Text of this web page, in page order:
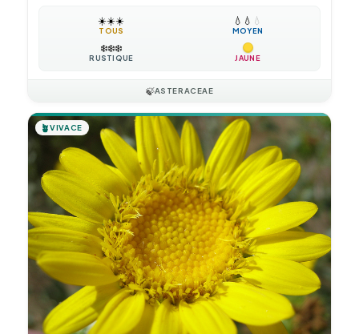
☀️☀️☀️
TOUS
💧 💧 💧
MOYEN
❄️❄️❄️
RUSTIQUE JAUNE
🍃ASTERACEAE
🪴VIVACE